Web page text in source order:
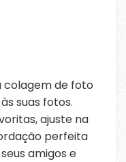
colagem de foto
suas fotos.
ajuste na
perfeita
amigos e